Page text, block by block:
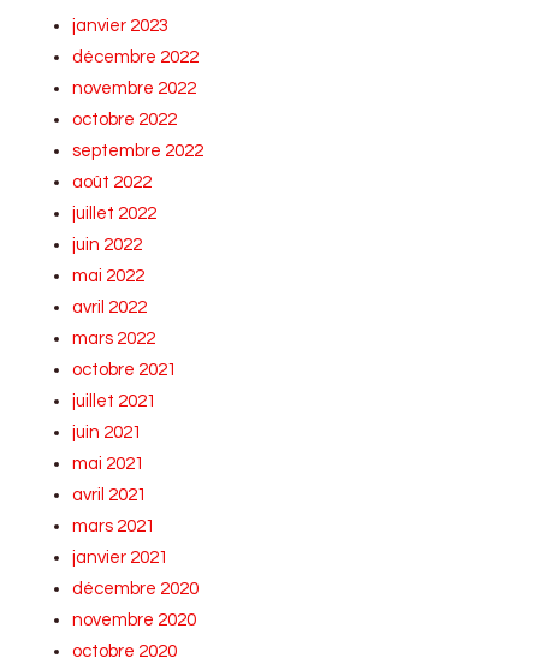
janvier 2023
décembre 2022
novembre 2022
octobre 2022
septembre 2022
août 2022
juillet 2022
juin 2022
mai 2022
avril 2022
mars 2022
octobre 2021
juillet 2021
juin 2021
mai 2021
avril 2021
mars 2021
janvier 2021
décembre 2020
novembre 2020
octobre 2020